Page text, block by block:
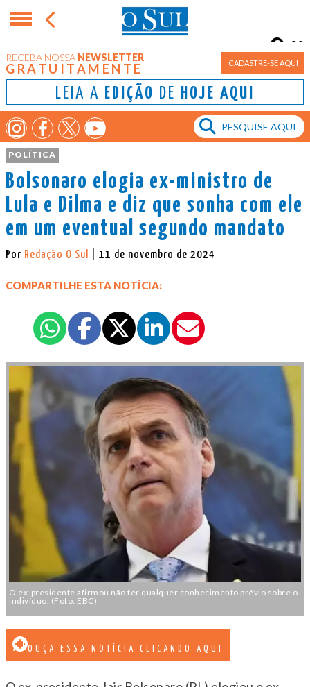
RECEBA NOSSA NEWSLETTER
GRATUITAMENTE CADASTRE-SE AQUI
LEIA A EDIÇÃO DE HOJE AQUI
Porto Alegre
9°
POLÍTICA
Bolsonaro elogia ex-ministro de
Lula e Dilma e diz que sonha com ele
em um eventual segundo mandato
Por Redação O Sul | 11 de novembro de 2024
COMPARTILHE ESTA NOTÍCIA:
O ex-presidente afirmou não ter qualquer conhecimento prévio sobre o
indivíduo. (Foto: EBC)
OUÇA ESSA NOTÍCIA CLICANDO AQUI